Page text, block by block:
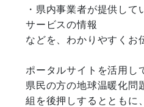
・県内事業者が提供し
サービスの情報
などを、わかりやすくお
ポータルサイトを活用し
県民の方の地球温暖化問
組を後押しするとともに、